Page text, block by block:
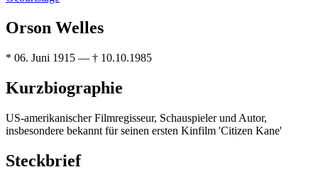
Orson Welles
* 06. Juni 1915 — † 10.10.1985
Kurzbiographie
US-amerikanischer Filmregisseur, Schauspieler und Autor,
insbesondere bekannt für seinen ersten Kinfilm 'Citizen Kane'
Steckbrief